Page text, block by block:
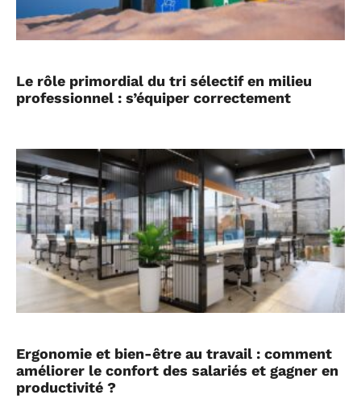
Le rôle primordial du tri sélectif en milieu
professionnel : s’équiper correctement
Ergonomie et bien-être au travail : comment
améliorer le confort des salariés et gagner en
productivité ?